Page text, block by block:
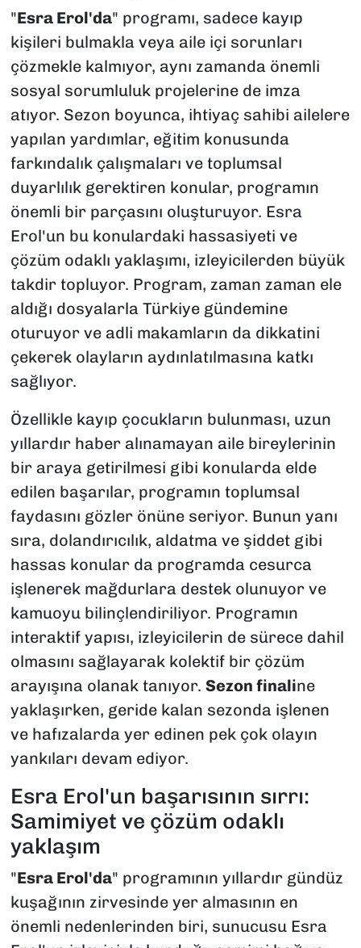
"Esra Erol'da" programı, sadece kayıp
kişileri bulmakla veya aile içi sorunları
çözmekle kalmıyor, aynı zamanda önemli
sosyal sorumluluk projelerine de imza
atıyor. Sezon boyunca, ihtiyaç sahibi ailelere
yapılan yardımlar, eğitim konusunda
farkındalık çalışmaları ve toplumsal
duyarlılık gerektiren konular, programın
önemli bir parçasını oluşturuyor. Esra
Erol'un bu konulardaki hassasiyeti ve
çözüm odaklı yaklaşımı, izleyicilerden büyük
takdir topluyor. Program, zaman zaman ele
aldığı dosyalarla Türkiye gündemine
oturuyor ve adli makamların da dikkatini
çekerek olayların aydınlatılmasına katkı
sağlıyor.
Özellikle kayıp çocukların bulunması, uzun
yıllardır haber alınamayan aile bireylerinin
bir araya getirilmesi gibi konularda elde
edilen başarılar, programın toplumsal
faydasını gözler önüne seriyor. Bunun yanı
sıra, dolandırıcılık, aldatma ve şiddet gibi
hassas konular da programda cesurca
işlenerek mağdurlara destek olunuyor ve
kamuoyu bilinçlendiriliyor. Programın
interaktif yapısı, izleyicilerin de sürece dahil
olmasını sağlayarak kolektif bir çözüm
arayışına olanak tanıyor. Sezon finaline
yaklaşırken, geride kalan sezonda işlenen
ve hafızalarda yer edinen pek çok olayın
yankıları devam ediyor.
Esra Erol'un başarısının sırrı:
Samimiyet ve çözüm odaklı
yaklaşım
"Esra Erol'da" programının yıllardır gündüz
kuşağının zirvesinde yer almasının en
önemli nedenlerinden biri, sunucusu Esra